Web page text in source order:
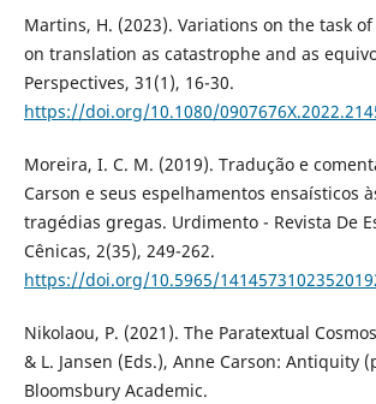
Martins, H. (2023). Variations on the task
on translation as catastrophe and as
Perspectives, 31(1), 16-30.
https://doi.org/10.1080/
Moreira, I. C. M. (2019). Tradução e
Carson e seus espelhamentos ensaísticos
tragédias gregas. Urdimento - Revista De
Cênicas, 2(35), 249-262.
https://doi.org/10.5965/
Nikolaou, P. (2021). The Paratextual
& L. Jansen (Eds.), Anne Carson: Antiquity
Bloomsbury Academic.